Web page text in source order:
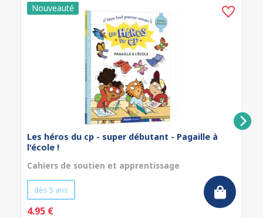
Les héros du cp - super débutant - Pagaille à
l'école !
Cahiers de soutien et apprentissage
dès 5 ans
4.95 €